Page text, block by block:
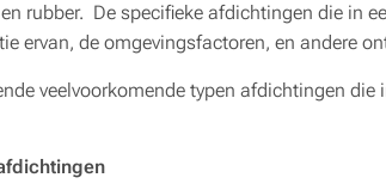
rubber. De specifieke afdichtingen die in
ervan, de omgevingsfactoren, en andere
veelvoorkomende typen afdichtingen